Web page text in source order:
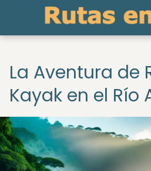
La Aventura de
Kayak en el Río